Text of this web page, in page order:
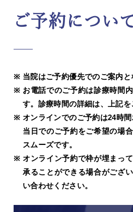
ご予約につい
当院はご予約優先でのご案内と
お電話でのご予約は診療時間
す。診療時間の詳細は、上記を
オンラインでのご予約は24時間
当日でのご予約をご希望の場
スムーズです。
オンライン予約で枠が埋まっ
承ることができる場合がござ
い合わせください。